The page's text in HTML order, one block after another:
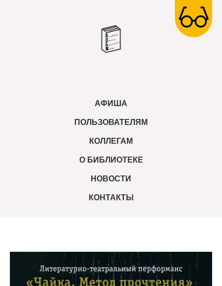
АФИША
ПОЛЬЗОВАТЕЛЯМ
КОЛЛЕГАМ
О БИБЛИОТЕКЕ
НОВОСТИ
КОНТАКТЫ